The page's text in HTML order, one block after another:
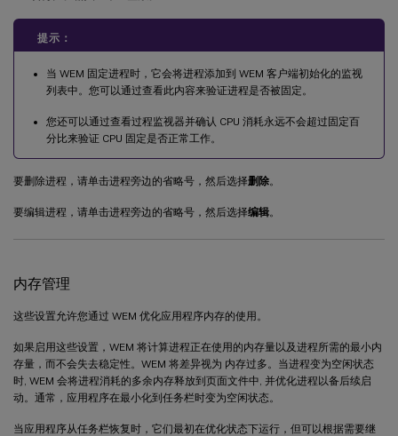
提示：
当 WEM 固定进程时，它会将进程添加到 WEM 客户端初始化的监视
列表中。您可以通过查看此内容来验证进程是否被固定。
您还可以通过查看过程监视器并确认 CPU 消耗永远不会超过固定百
分比来验证 CPU 固定是否正常工作。
要删除进程，请单击进程旁边的省略号，然后选择删除。
要编辑进程，请单击进程旁边的省略号，然后选择编辑。
内存管理
这些设置允许您通过 WEM 优化应用程序内存的使用。
如果启用这些设置，WEM 将计算进程正在使用的内存量以及进程所需的最小内
存量，而不会失去稳定性。WEM 将差异视为 内存过多。当进程变为空闲状态
时, WEM 会将进程消耗的多余内存释放到页面文件中, 并优化进程以备后续启
动。通常，应用程序在最小化到任务栏时变为空闲状态。
当应用程序从任务栏恢复时，它们最初在优化状态下运行，但可以根据需要继